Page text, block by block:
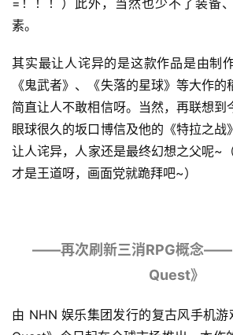
接
会
上
海
站
=！！！）此外，当然也少不了装备
素。
其实最让人诧异的是这款作品是由制
《鬼武者》、《失落的星球》等大作的
简直让人不敢相信呀。当然，再联想到
眼球很久的坂口博信及他的《特拉之战
让人诧异，人家还是最终幻想之父呢~
才是王道呀，画面党就跪拜吧~）
——再次刷新三消RPG概念
Quest》
由 NHN 娱乐集团发行的复古风手机